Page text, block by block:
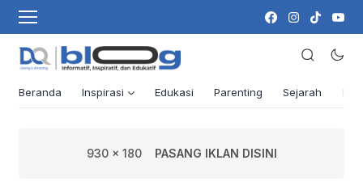
Beranda Inspirasi Edukasi Parenting Sejarah
930 x 180 PASANG IKLAN DISINI